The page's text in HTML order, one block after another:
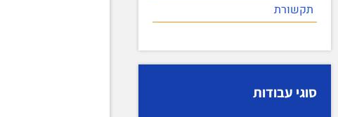
תקשורת
סוגי עבודות